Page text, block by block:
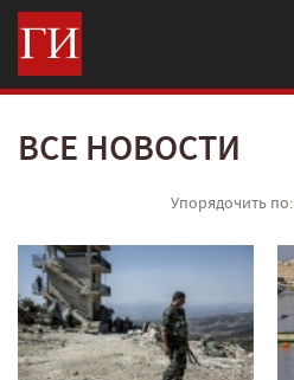
ВСЕ НОВОСТИ
Упорядочить по: